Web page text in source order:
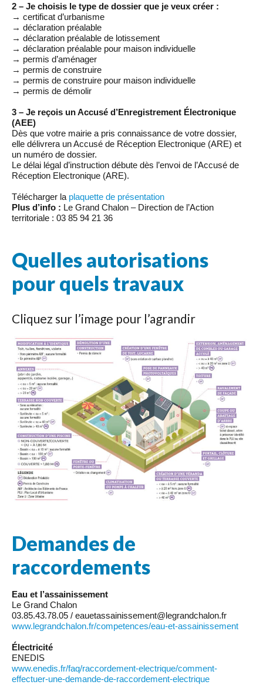
2 – Je choisis le type de dossier que je veux créer :
→ certificat d’urbanisme
→ déclaration préalable
→ déclaration préalable de lotissement
→ déclaration préalable pour maison individuelle
→ permis d’aménager
→ permis de construire
→ permis de construire pour maison individuelle
→ permis de démolir
3 – Je reçois un Accusé d’Enregistrement Électronique
(AEE)
Dès que votre mairie a pris connaissance de votre dossier,
elle délivrera un Accusé de Réception Electronique (ARE) et
un numéro de dossier.
Le délai légal d’instruction débute dès l’envoi de l’Accusé de
Réception Electronique (ARE).
Télécharger la plaquette de présentation
Plus d’info : Le Grand Chalon – Direction de l’Action
territoriale : 03 85 94 21 36
Quelles autorisations
pour quels travaux
Cliquez sur l’image pour l’agrandir
Demandes de
raccordements
Eau et l’assainissement
Le Grand Chalon
03.85.43.78.05 / eauetassainissement@legrandchalon.fr
www.legrandchalon.fr/competences/eau-et-assainissement
Électricité
ENEDIS
www.enedis.fr/faq/raccordement-electrique/comment-
effectuer-une-demande-de-raccordement-electrique